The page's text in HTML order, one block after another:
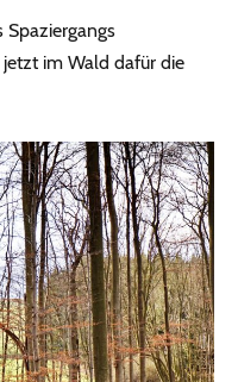
Spaziergangs
im Wald dafür die